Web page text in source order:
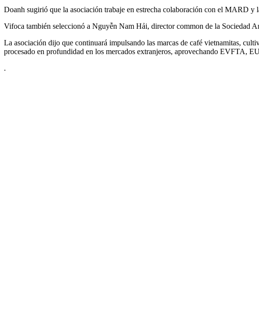
Doanh sugirió que la asociación trabaje en estrecha colaboración con el MARD
Vifoca también seleccionó a Nguyễn Nam Hải, director common de la Sociedad
La asociación dijo que continuará impulsando las marcas de café vietnamitas,
procesado en profundidad en los mercados extranjeros, aprovechando EVFTA,
.